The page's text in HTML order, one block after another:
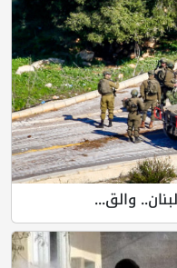
والق...